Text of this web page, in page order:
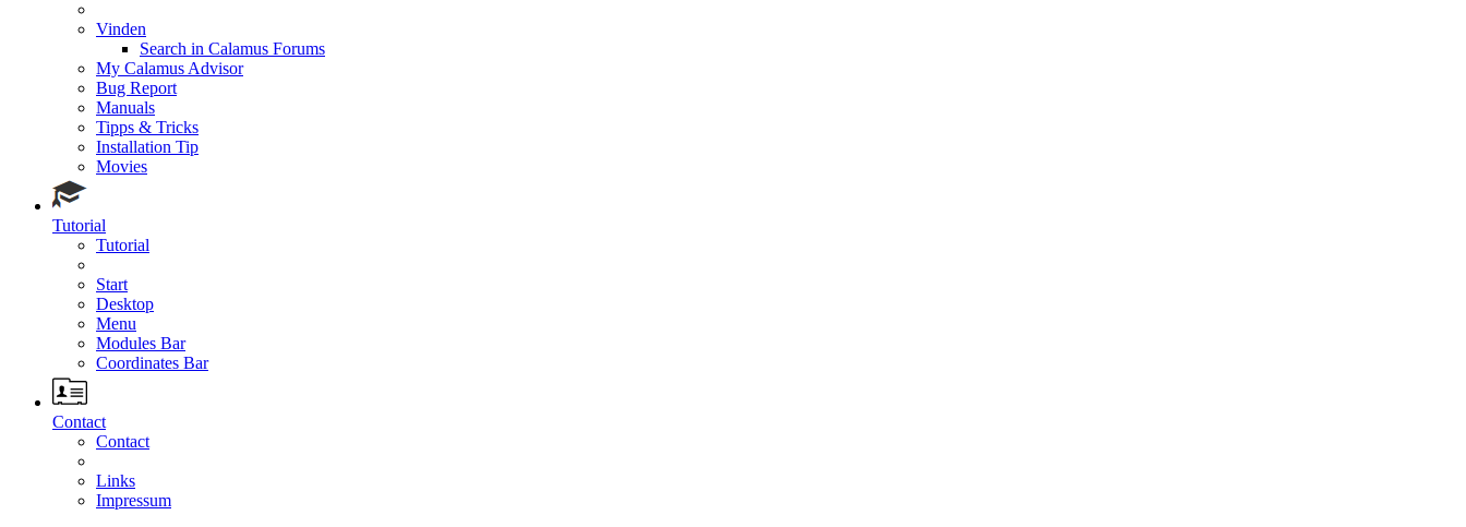
Vinden
Search in Calamus Forums
My Calamus Advisor
Bug Report
Manuals
Tipps & Tricks
Installation Tip
Movies
Tutorial
Tutorial
Start
Desktop
Menu
Modules Bar
Coordinates Bar
Contact
Contact
Links
Impressum